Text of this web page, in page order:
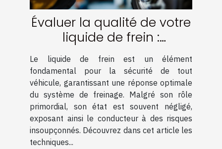
Évaluer la qualité de votre
liquide de frein :
Techniques et conseils
Le liquide de frein est un élément
fondamental pour la sécurité de tout
véhicule, garantissant une réponse optimale
du système de freinage. Malgré son rôle
primordial, son état est souvent négligé,
exposant ainsi le conducteur à des risques
insoupçonnés. Découvrez dans cet article les
techniques...